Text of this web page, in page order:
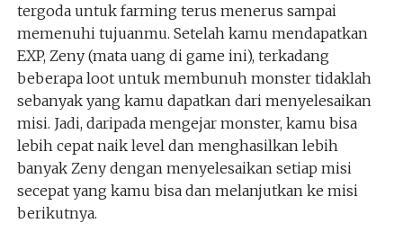
tergoda untuk farming terus menerus sampai
memenuhi tujuanmu. Setelah kamu mendapatkan
EXP, Zeny (mata uang di game ini), terkadang
beberapa loot untuk membunuh monster tidaklah
sebanyak yang kamu dapatkan dari menyelesaikan
misi. Jadi, daripada mengejar monster, kamu bisa
lebih cepat naik level dan menghasilkan lebih
banyak Zeny dengan menyelesaikan setiap misi
secepat yang kamu bisa dan melanjutkan ke misi
berikutnya.